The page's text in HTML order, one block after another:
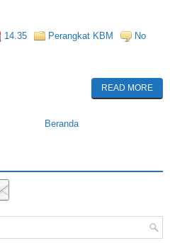
14.35 Perangkat KBM
No
READ MORE
Beranda